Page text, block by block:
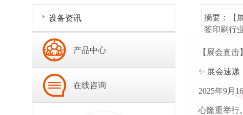
摘要：【
签印刷行
【展会直
✨ 展会速递
2025年9月
心隆重举行
设备资讯
产品中心
在线咨询